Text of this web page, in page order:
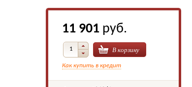
11 901 руб.
В корзину
Как купить в кредит